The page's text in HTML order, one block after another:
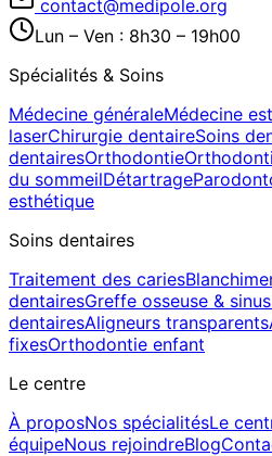
contact@medipole.org
Lun – Ven : 8h30 – 19h00
Spécialités & Soins
Médecine généraleMédecine
laserChirurgie dentaireSoins
dentairesOrthodontie
du sommeilDétartrage
esthétique
Soins dentaires
Traitement des caries
dentairesGreffe osseuse &
dentairesAligneurs transparents
fixesOrthodontie enfant
Le centre
À proposNos spécialitésLe
équipeNous rejoindreBlog